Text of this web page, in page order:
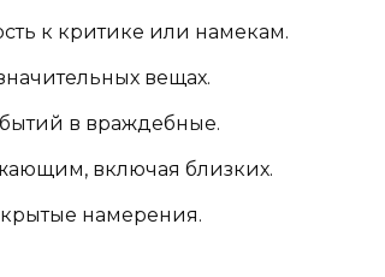
к критике или намекам.
вещах.
в враждебные.
включая близких.
намерения.